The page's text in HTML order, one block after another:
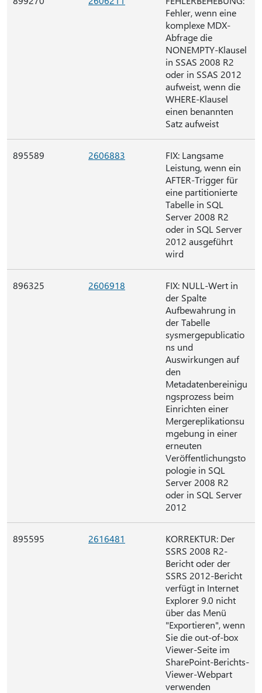
Fehler, wenn eine
komplexe MDX-
Abfrage die
NONEMPTY-Klausel
in SSAS 2008 R2
oder in SSAS 2012
aufweist, wenn die
WHERE-Klausel
einen benannten
Satz aufweist
895589 2606883
FIX: Langsame
Leistung, wenn ein
AFTER-Trigger für
eine partitionierte
Tabelle in SQL
Server 2008 R2
oder in SQL Server
2012 ausgeführt
wird
896325 2606918
FIX: NULL-Wert in
der Spalte
Aufbewahrung in
der Tabelle
sysmergepublicatio
ns und
Auswirkungen auf
den
Metadatenbereinigu
ngsprozess beim
Einrichten einer
Mergereplikationsu
mgebung in einer
erneuten
Veröffentlichungsto
pologie in SQL
Server 2008 R2
oder in SQL Server
2012
895595 2616481
KORREKTUR: Der
SSRS 2008 R2-
Bericht oder der
SSRS 2012-Bericht
verfügt in Internet
Explorer 9.0 nicht
über das Menü
"Exportieren", wenn
Sie die out-of-box
Viewer-Seite im
SharePoint-Berichts-
Viewer-Webpart
verwenden